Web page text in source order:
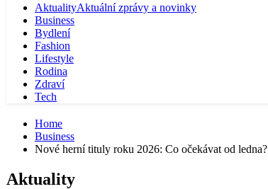
AktualityAktuální zprávy a novinky
Business
Bydlení
Fashion
Lifestyle
Rodina
Zdraví
Tech
Home
Business
Nové herní tituly roku 2026: Co očekávat od ledna?
Aktuality